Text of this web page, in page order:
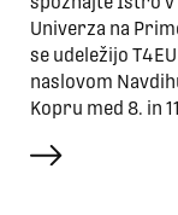
Univerza na
se udeležijo
naslovom
Kopru med 8. in
več